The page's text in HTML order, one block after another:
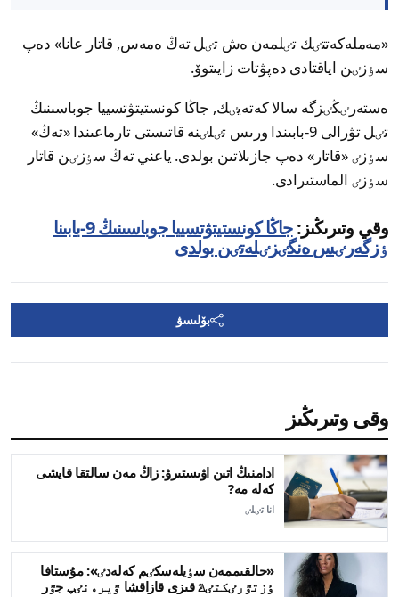
«مەملەكەتتٸك تٸلمەن ەش تٸل تەڭ ەمەس, قاتار عانا» دەپ
سٶزٸن اياقتادى دەپۋتات زايىتوۆ.
ەستەرٸڭٸزگە سالا كەتەيٸك, جاڭا كونستيتۋتسييا جوباسىنىڭ
تٸل تۋرالى 9-بابىندا ورىس تٸلٸنە قاتىستى تارماعىندا «تەڭ»
سٶزٸ «قاتار» دەپ جازىلاتىن بولدى. ياعني تەڭ سٶزٸن قاتار
سٶزٸ الماستىرادى.
وقي وتىرىڭىز:
جاڭا كونستيتۋتسييا جوباسىنىڭ 9-بابىنا
ٶزگەرٸس ەنگٸزٸلەتٸن بولدى
بۆلىسۋ
وقى وتىرىڭىز
ادامنىڭ اتىن اۋىستىرۋ: زاڭ مەن سالتقا قايشى
كەلە مە?
انا تٸلٸ
«حالقىممەن سٶيلەسكٸم كەلەدٸ»: مۇستافا
ٶزتٷرٸكتٸڭ قىزى قازاقشا ٷيرەنٸپ جٷر